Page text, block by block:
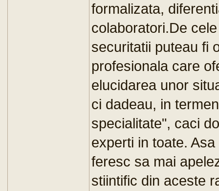
formalizata,
colaboratori.De
securitatii puteau fi
profesionala care
elucidarea unor
ci dadeau, in
specialitate", caci
experti in toate.
feresc sa mai
stiintific din aceste